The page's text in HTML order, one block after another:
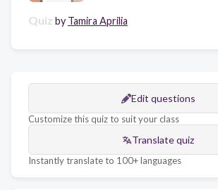
Quiz by Tamira Aprilia
Edit questions
Customize this quiz to suit your class
Translate quiz
Instantly translate to 100+ languages